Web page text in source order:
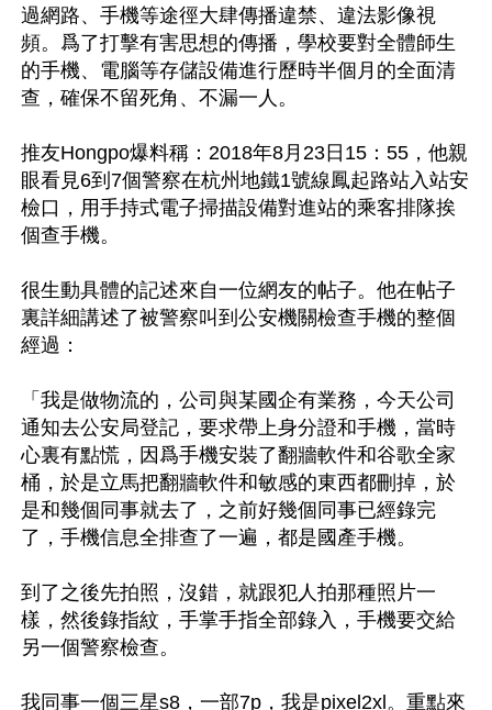
過網路、手機等途徑大肆傳播違禁、違法影像視
頻。爲了打擊有害思想的傳播，學校要對全體師生
的手機、電腦等存儲設備進行歷時半個月的全面清
查，確保不留死角、不漏一人。
推友Hongpo爆料稱：2018年8月23日15：55，他親
眼看見6到7個警察在杭州地鐵1號線鳳起路站入站安
檢口，用手持式電子掃描設備對進站的乘客排隊挨
個查手機。
很生動具體的記述來自一位網友的帖子。他在帖子
裏詳細講述了被警察叫到公安機關檢查手機的整個
經過：
「我是做物流的，公司與某國企有業務，今天公司
通知去公安局登記，要求帶上身分證和手機，當時
心裏有點慌，因爲手機安裝了翻牆軟件和谷歌全家
桶，於是立馬把翻牆軟件和敏感的東西都刪掉，於
是和幾個同事就去了，之前好幾個同事已經錄完
了，手機信息全排查了一遍，都是國產手機。
到了之後先拍照，沒錯，就跟犯人拍那種照片一
樣，然後錄指紋，手掌手指全部錄入，手機要交給
另一個警察檢查。
我同事一個三星s8，一部7p，我是pixel2xl。重點來